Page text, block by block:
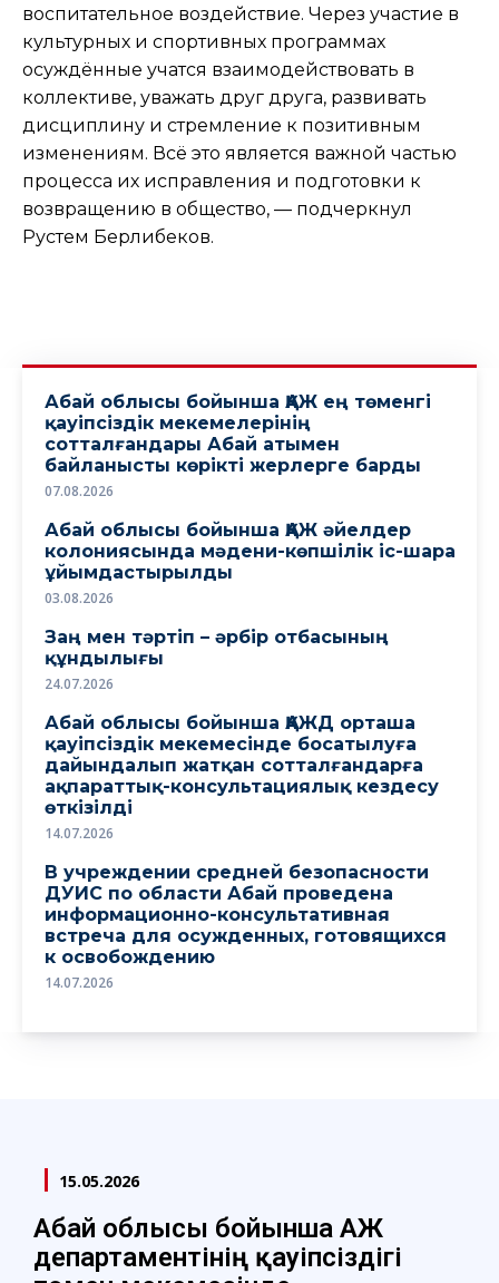
воспитательное воздействие. Через участие в
культурных и спортивных программах
осуждённые учатся взаимодействовать в
коллективе, уважать друг друга, развивать
дисциплину и стремление к позитивным
изменениям. Всё это является важной частью
процесса их исправления и подготовки к
возвращению в общество, — подчеркнул
Рустем Берлибеков.
Абай облысы бойынша ҚАЖ ең төменгі
қауіпсіздік мекемелерінің
сотталғандары Абай атымен
байланысты көрікті жерлерге барды
07.08.2026
Абай облысы бойынша ҚАЖ әйелдер
колониясында мәдени-көпшілік іс-шара
ұйымдастырылды
03.08.2026
Заң мен тәртіп – әрбір отбасының
құндылығы
24.07.2026
Абай облысы бойынша ҚАЖД орташа
қауіпсіздік мекемесінде босатылуға
дайындалып жатқан сотталғандарға
ақпараттық-консультациялық кездесу
өткізілді
14.07.2026
В учреждении средней безопасности
ДУИС по области Абай проведена
информационно-консультативная
встреча для осужденных, готовящихся
к освобождению
14.07.2026